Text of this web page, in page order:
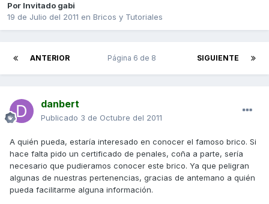
Por Invitado gabi
19 de Julio del 2011 en Bricos y Tutoriales
ANTERIOR SIGUIENTE
Página 6 de 8
danbert
Publicado 3 de Octubre del 2011
A quién pueda, estaría interesado en conocer el famoso brico. Si
hace falta pido un certificado de penales, coña a parte, sería
necesario que pudieramos conocer este brico. Ya que peligran
algunas de nuestras pertenencias, gracias de antemano a quién
pueda facilitarme alguna información.